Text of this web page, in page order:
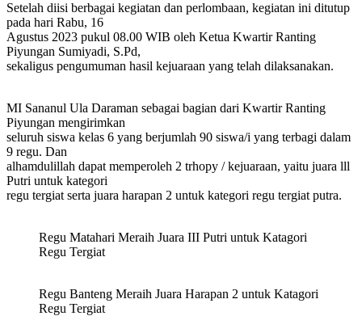
Setelah diisi berbagai kegiatan dan perlombaan, kegiatan ini ditutup
pada hari Rabu, 16
Agustus 2023 pukul 08.00 WIB oleh Ketua Kwartir Ranting
Piyungan Sumiyadi, S.Pd,
sekaligus pengumuman hasil kejuaraan yang telah dilaksanakan.
MI Sananul Ula Daraman sebagai bagian dari Kwartir Ranting
Piyungan mengirimkan
seluruh siswa kelas 6 yang berjumlah 90 siswa/i yang terbagi dalam
9 regu. Dan
alhamdulillah dapat memperoleh 2 trhopy / kejuaraan, yaitu juara lll
Putri untuk kategori
regu tergiat serta juara harapan 2 untuk kategori regu tergiat putra.
Regu Matahari Meraih Juara III Putri untuk Katagori
Regu Tergiat
Regu Banteng Meraih Juara Harapan 2 untuk Katagori
Regu Tergiat